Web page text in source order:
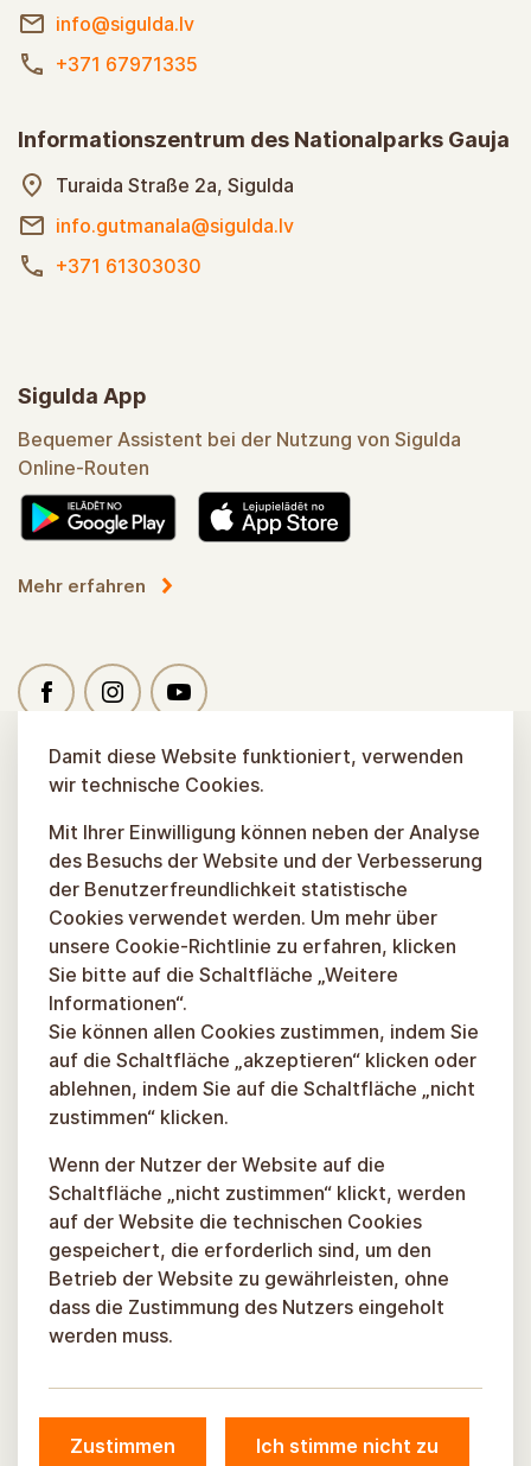
info@sigulda.lv
+371 67971335
Informationszentrum des Nationalparks Gauja
Turaida Straße 2a, Sigulda
info.gutmanala@sigulda.lv
+371 61303030
Sigulda App
Bequemer Assistent bei der Nutzung von Sigulda
Online-Routen
Mehr erfahren
© Gemeinde Sigulda, 2026.
Damit diese Website funktioniert, verwenden
wir technische Cookies.
Mit Ihrer Einwilligung können neben der Analyse
des Besuchs der Website und der Verbesserung
der Benutzerfreundlichkeit statistische
Cookies verwendet werden. Um mehr über
unsere Cookie-Richtlinie zu erfahren, klicken
Sie bitte auf die Schaltfläche „Weitere
Informationen“.
Sie können allen Cookies zustimmen, indem Sie
auf die Schaltfläche „akzeptieren“ klicken oder
ablehnen, indem Sie auf die Schaltfläche „nicht
zustimmen“ klicken.
Wenn der Nutzer der Website auf die
Schaltfläche „nicht zustimmen“ klickt, werden
auf der Website die technischen Cookies
gespeichert, die erforderlich sind, um den
Betrieb der Website zu gewährleisten, ohne
dass die Zustimmung des Nutzers eingeholt
werden muss.
Zustimmen Ich stimme nicht zu